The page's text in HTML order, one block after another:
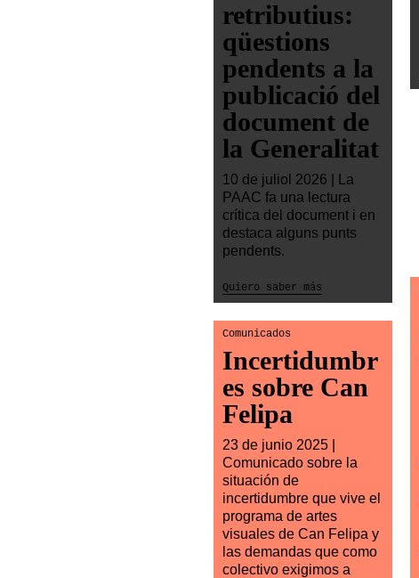
retributius:
qüestions
pendents a la
publicació del
document de
la Generalitat
10 de juliol 2026 | La
PAAC fa una lectura
crítica del document i en
destaca alguns punts
pendents.
Quiero saber más
Comunicados
Incertidumbr
es sobre Can
Felipa
23 de junio 2025 |
Comunicado sobre la
situación de
incertidumbre que vive el
programa de artes
visuales de Can Felipa y
las demandas que como
colectivo exigimos a